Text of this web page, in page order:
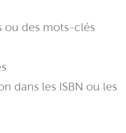
ou des mots-clés
dans les ISBN ou les